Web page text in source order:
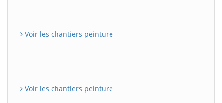
Voir les chantiers peinture
Voir les chantiers peinture